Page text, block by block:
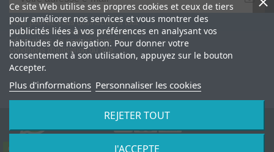
Ce site Web utilise ses propres cookies et ceux de tiers
pour améliorer nos services et vous montrer des
publicités liées à vos préférences en analysant vos
habitudes de navigation. Pour donner votre
consentement à son utilisation, appuyez sur le bouton
Accepter.
Plus d'informations Personnaliser les cookies
REJETER TOUT
J'ACCEPTE
Contactez-nous
Vous pouvez vous désinscrire à tout
moment. Vous trouverez pour cela nos
informations de contact dans les
conditions d'utilisation du site.
© 2026 Spine Archery – tous droits réservés